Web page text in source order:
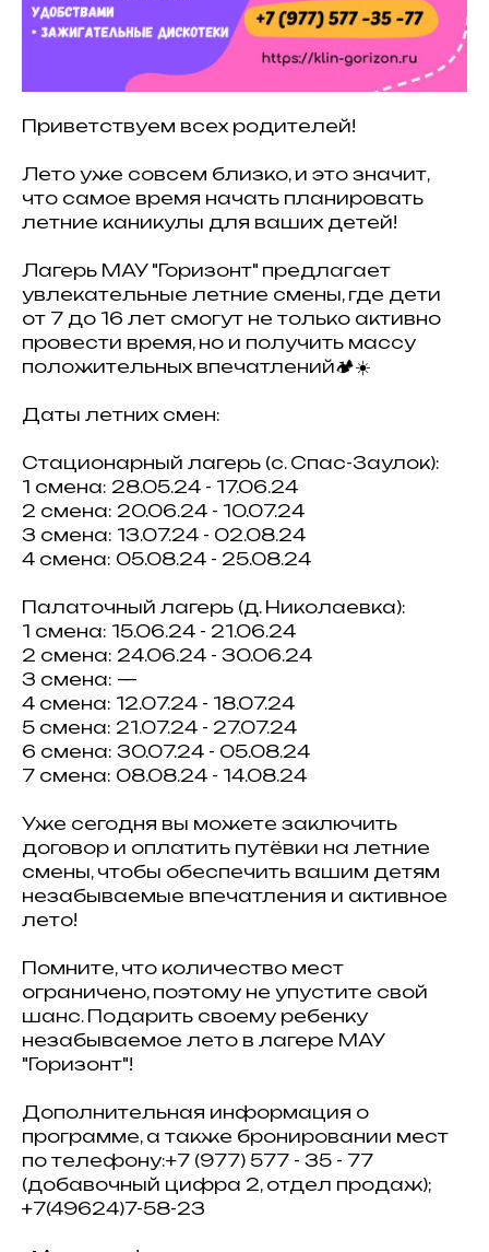
Приветствуем всех родителей!
Лето уже совсем близко, и это значит,
что самое время начать планировать
летние каникулы для ваших детей!
Лагерь МАУ "Горизонт" предлагает
увлекательные летние смены, где дети
от 7 до 16 лет смогут не только активно
провести время, но и получить массу
положительных впечатлений🏕️☀️
Даты летних смен:
Стационарный лагерь (с. Спас-Заулок):
1 смена: 28.05.24 - 17.06.24
2 смена: 20.06.24 - 10.07.24
3 смена: 13.07.24 - 02.08.24
4 смена: 05.08.24 - 25.08.24
Палаточный лагерь (д. Николаевка):
1 смена: 15.06.24 - 21.06.24
2 смена: 24.06.24 - 30.06.24
3 смена: —
4 смена: 12.07.24 - 18.07.24
5 смена: 21.07.24 - 27.07.24
6 смена: 30.07.24 - 05.08.24
7 смена: 08.08.24 - 14.08.24
Уже сегодня вы можете заключить
договор и оплатить путёвки на летние
смены, чтобы обеспечить вашим детям
незабываемые впечатления и активное
лето!
Помните, что количество мест
ограничено, поэтому не упустите свой
шанс. Подарить своему ребенку
незабываемое лето в лагере МАУ
"Горизонт"!
Дополнительная информация о
программе, а также бронировании мест
по телефону:+7 (977) 577 - 35 - 77
(добавочный цифра 2, отдел продаж);
+7(49624)7-58-23